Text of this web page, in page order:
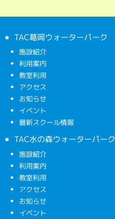
TAC葛岡ウォーターパーク
施設紹介
利用案内
教室利用
アクセス
お知らせ
イベント
最新スクール情報
TAC水の森ウォーターパーク
施設紹介
利用案内
教室利用
アクセス
お知らせ
イベント